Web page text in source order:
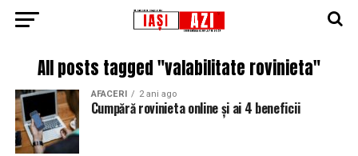
All posts tagged "valabilitate rovinieta"
AFACERI 2 ani ago
Cumpără rovinieta online și ai 4 beneficii